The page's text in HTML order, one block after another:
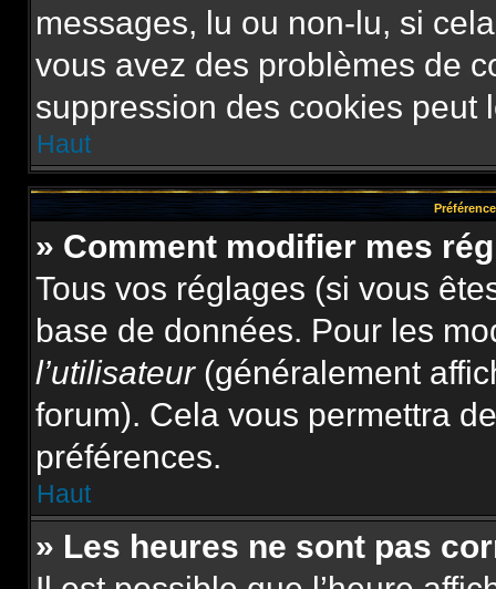
messages, lu ou non-lu, si
vous avez des problèmes de
suppression des cookies peut
Haut
» Comment modifier mes
Tous vos réglages (si vous
base de données. Pour les
l’utilisateur(généralement
forum). Cela vous permettra
préférences.
Haut
» Les heures ne sont pas